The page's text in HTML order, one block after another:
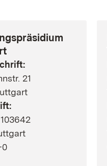
21
0